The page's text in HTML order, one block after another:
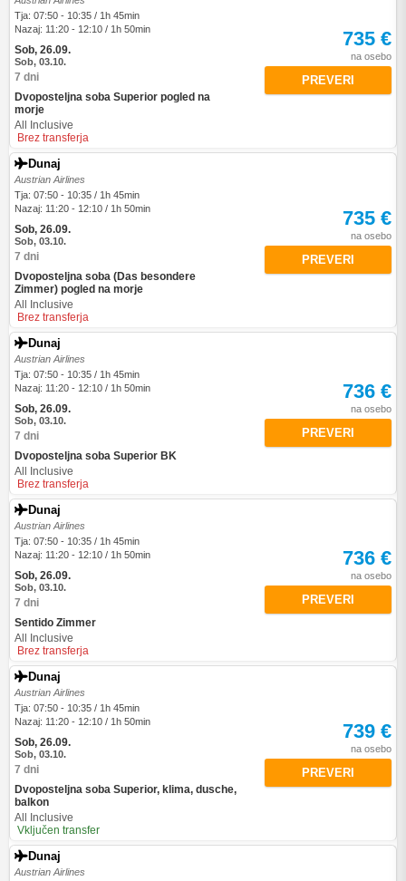
Tja: 07:50 - 10:35 / 1h 45min
Nazaj: 11:20 - 12:10 / 1h 50min
Sob, 26.09.
Sob, 03.10.
7 dni
Dvoposteljna soba Superior pogled na
morje
All Inclusive
Brez transferja
735 €
na osebo
PREVERI
Dunaj
Austrian Airlines
Tja: 07:50 - 10:35 / 1h 45min
Nazaj: 11:20 - 12:10 / 1h 50min
Sob, 26.09.
Sob, 03.10.
7 dni
Dvoposteljna soba (Das besondere
Zimmer) pogled na morje
All Inclusive
Brez transferja
735 €
na osebo
PREVERI
Dunaj
Austrian Airlines
Tja: 07:50 - 10:35 / 1h 45min
Nazaj: 11:20 - 12:10 / 1h 50min
Sob, 26.09.
Sob, 03.10.
7 dni
Dvoposteljna soba Superior BK
All Inclusive
Brez transferja
736 €
na osebo
PREVERI
Dunaj
Austrian Airlines
Tja: 07:50 - 10:35 / 1h 45min
Nazaj: 11:20 - 12:10 / 1h 50min
Sob, 26.09.
Sob, 03.10.
7 dni
Sentido Zimmer
All Inclusive
Brez transferja
736 €
na osebo
PREVERI
Dunaj
Austrian Airlines
Tja: 07:50 - 10:35 / 1h 45min
Nazaj: 11:20 - 12:10 / 1h 50min
Sob, 26.09.
Sob, 03.10.
7 dni
Dvoposteljna soba Superior, klima, dusche,
balkon
All Inclusive
Vključen transfer
739 €
na osebo
PREVERI
Dunaj
Austrian Airlines